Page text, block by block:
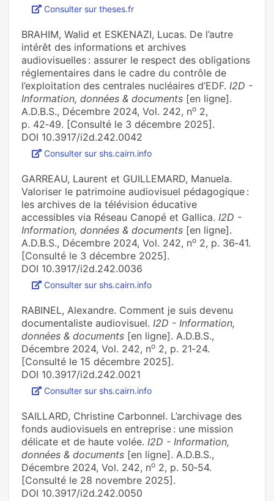
Consulter sur theses.fr
BRAHIM, Walid et ESKENAZI, Lucas. De l’autre
intérêt des informations et archives
audiovisuelles : assurer le respect des obligations
réglementaires dans le cadre du contrôle de
l’exploitation des centrales nucléaires d’EDF. I2D -
Information, données & documents [en ligne].
A.D.B.S., Décembre 2024, Vol. 242, no 2,
p. 42‑49. [Consulté le 3 décembre 2025].
DOI 10.3917/i2d.242.0042
Consulter sur shs.cairn.info
GARREAU, Laurent et GUILLEMARD, Manuela.
Valoriser le patrimoine audiovisuel pédagogique :
les archives de la télévision éducative
accessibles via Réseau Canopé et Gallica. I2D -
Information, données & documents [en ligne].
A.D.B.S., Décembre 2024, Vol. 242, no 2, p. 36‑41.
[Consulté le 3 décembre 2025].
DOI 10.3917/i2d.242.0036
Consulter sur shs.cairn.info
RABINEL, Alexandre. Comment je suis devenu
documentaliste audiovisuel. I2D - Information,
données & documents [en ligne]. A.D.B.S.,
Décembre 2024, Vol. 242, no 2, p. 21‑24.
[Consulté le 15 décembre 2025].
DOI 10.3917/i2d.242.0021
Consulter sur shs.cairn.info
SAILLARD, Christine Carbonnel. L’archivage des
fonds audiovisuels en entreprise : une mission
délicate et de haute volée. I2D - Information,
données & documents [en ligne]. A.D.B.S.,
Décembre 2024, Vol. 242, no 2, p. 50‑54.
[Consulté le 28 novembre 2025].
DOI 10.3917/i2d.242.0050